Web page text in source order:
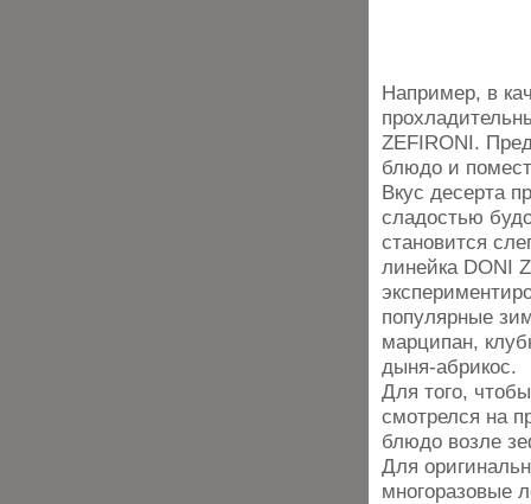
Например, в
ZEFIRONI.
блюдо и
Вкус десерта
сладостью
становится
линейка DONI
популярные
марципан,
дыня-абрикос.
Для того,
смотрелся на
блюдо возле
Для
многоразовые